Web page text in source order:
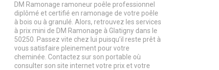
DM Ramonage ramoneur poêle professionnel
diplômé et certifié en ramonage de votre poêle
à bois ou à granulé. Alors, retrouvez les services
à prix mini de DM Ramonage à Glatigny dans le
50250. Passez vite chez lui puisqu’il reste prêt à
vous satisfaire pleinement pour votre
cheminée. Contactez sur son portable où
consulter son site internet votre prix et votre